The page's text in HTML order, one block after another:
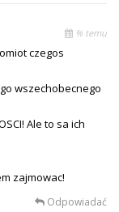
% temu
czegos
wszechobecnego
Ale to sa ich
zajmowac!
Odpowiadać